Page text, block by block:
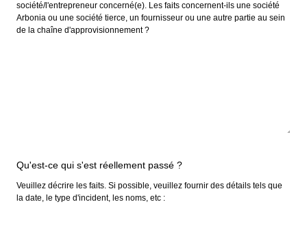
société/l'entrepreneur concerné(e). Les faits concernent-ils une société
Arbonia ou une société tierce, un fournisseur ou une autre partie au sein
de la chaîne d'approvisionnement ?
Qu'est-ce qui s'est réellement passé ?
Veuillez décrire les faits. Si possible, veuillez fournir des détails tels que
la date, le type d'incident, les noms, etc :